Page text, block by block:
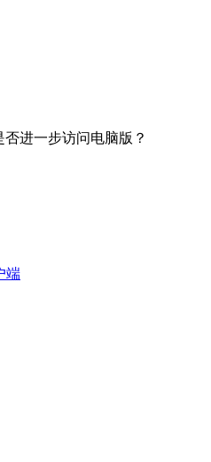
进一步访问电脑版？
端